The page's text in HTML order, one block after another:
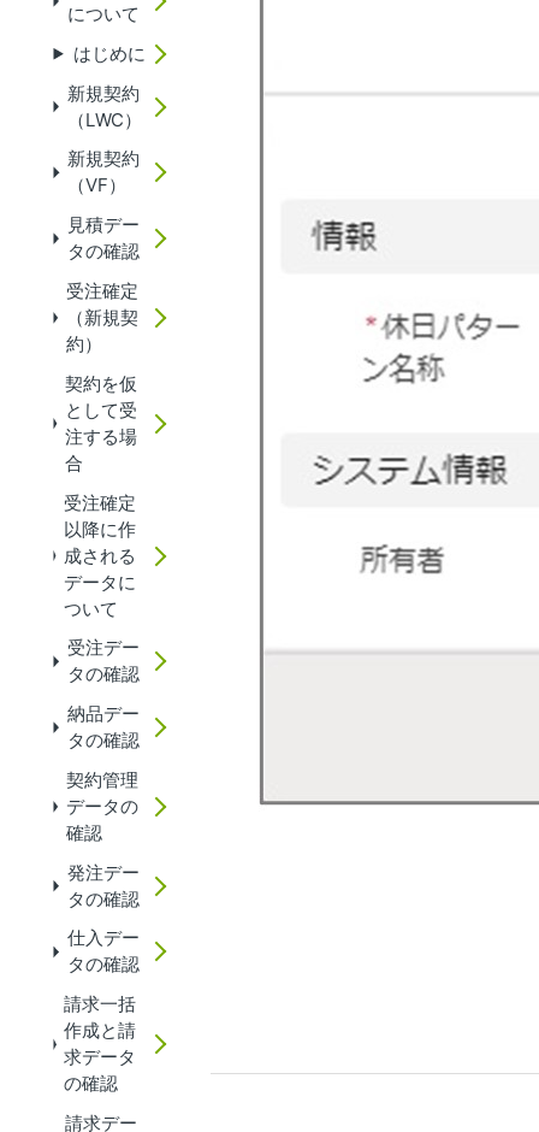
について
はじめに
新規契約
（LWC）
新規契約
（VF）
見積デー
タの確認
受注確定
（新規契
約）
契約を仮
として受
注する場
合
受注確定
以降に作
成される
データに
ついて
受注デー
タの確認
納品デー
タの確認
契約管理
データの
確認
発注デー
タの確認
仕入デー
タの確認
請求一括
作成と請
求データ
の確認
請求デー